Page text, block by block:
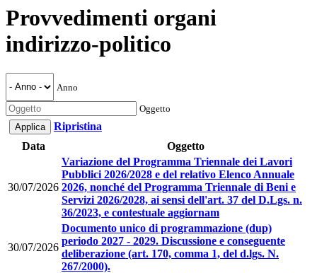
Provvedimenti organi
indirizzo-politico
Anno
Oggetto
Ripristina
Data
Oggetto
30/07/2026
Variazione del Programma Triennale dei Lavori
Pubblici 2026/2028 e del relativo Elenco Annuale
2026, nonché del Programma Triennale di Beni e
Servizi 2026/2028, ai sensi dell'art. 37 del D.Lgs. n.
36/2023, e contestuale aggiornam
30/07/2026
Documento unico di programmazione (dup)
periodo 2027 - 2029. Discussione e conseguente
deliberazione (art. 170, comma 1, del d.lgs. N.
267/2000).